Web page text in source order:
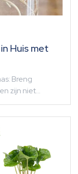
Huis met
Breng
zijn niet…